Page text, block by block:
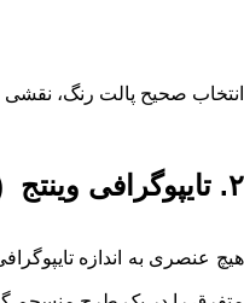
انتخاب صحیح پالت رنگ،
۲. تایپوگرافی وینتج (Vintage Typography)
هیچ عنصری به اندازه